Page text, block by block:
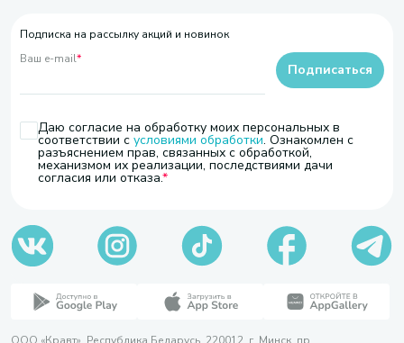
Подписка на рассылку акций и новинок
Ваш e-mail*
Даю согласие на обработку моих персональных в
соответствии с условиями обработки. Ознакомлен с
разъяснением прав, связанных с обработкой,
механизмом их реализации, последствиями дачи
согласия или отказа.
Подписаться